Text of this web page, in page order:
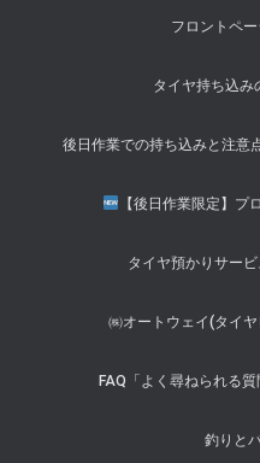
フロントペー
タイヤ持ち込み
後日作業での持ち込みと注意
【後日作業限定】プ
タイヤ預かりサービ
㈱オートウェイ(タイ
FAQ「よく尋ねられる質
釣りと